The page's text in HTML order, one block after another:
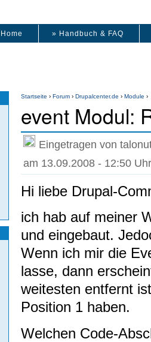
» Handbuch & FAQ
Startseite › Forum › Drupalcenter.de › Module ›
event Modul:
Eingetragen von
am 13.09.2008 - 12:50 Uhr
Hi liebe Drupal-
ich hab auf meiner
und eingebaut.
Wenn ich mir die
lasse, dann
weitesten entfernt
Position 1 haben.
Welchen Code-